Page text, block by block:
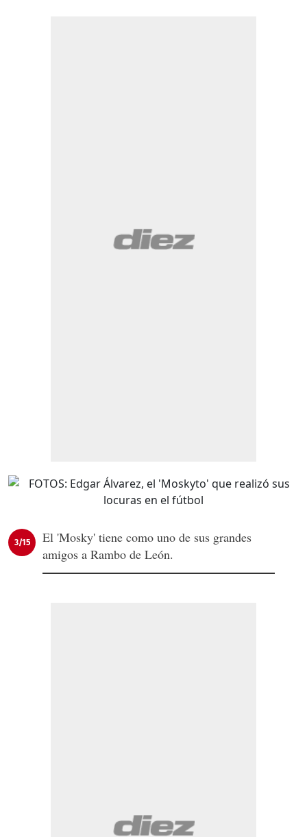
3/15
El 'Mosky' tiene como uno de sus grandes
amigos a Rambo de León.